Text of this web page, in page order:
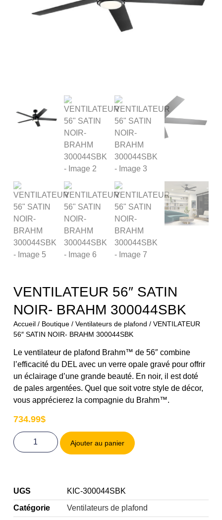
VENTILATEUR 56″ SATIN
NOIR- BRAHM 300044SBK
Accueil/ Boutique/ Ventilateurs de plafond / VENTILATEUR
56″ SATIN NOIR- BRAHM 300044SBK
Le ventilateur de plafond Brahm™ de 56″ combine
l’efficacité du DEL avec un verre opale gravé pour offrir
un éclairage d’une grande beauté. En noir, il est doté
de pales argentées. Quel que soit votre style de décor,
vous apprécierez la compagnie du Brahm™.
734.99$
Ajouter au panier
UGS
KIC-300044SBK
Catégorie
Ventilateurs de plafond